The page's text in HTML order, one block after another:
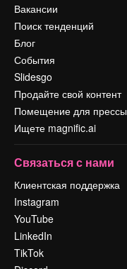
Вакансии
Поиск тенденций
Блог
События
Slidesgo
Продайте свой контент
Помещение для прессы
Ищете magnific.ai
Связаться с нами
Клиентская поддержка
Instagram
YouTube
LinkedIn
TikTok